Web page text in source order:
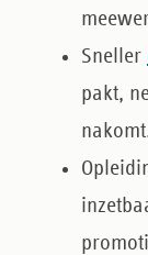
Sneller
pakt,